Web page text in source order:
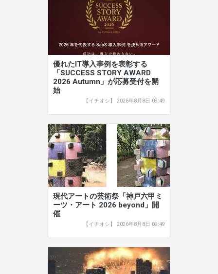
優れたIT導入事例を表彰する
「SUCCESS STORY AWARD
2026 Autumn」が応募受付を開
始
【イチオシ】 2026年8月8日 09:49
現代アートの芸術祭「神戸六甲ミ
ーツ・アート 2026 beyond」開
催
【イチオシ】 2026年8月8日 09:49